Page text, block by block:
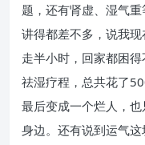
题，还有肾虚、湿气
讲得都差不多，说我
走半小时，回家都困
祛湿疗程，总共花了
最后变成一个烂人，
身边。还有说到运气